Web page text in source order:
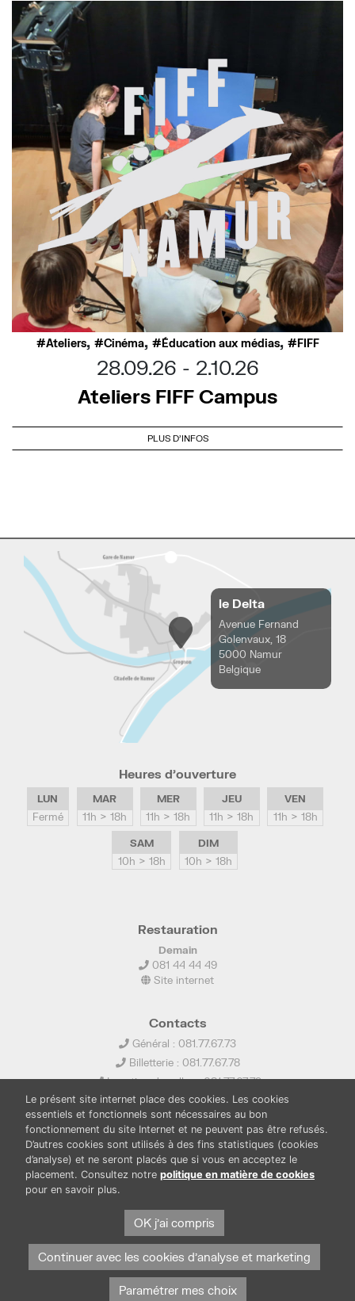
Ateliers, Cinéma, Éducation aux médias, FIFF
28.09.26
2.10.26
Ateliers FIFF Campus
PLUS D'INFOS
le Delta
Avenue Fernand
Golenvaux, 18
5000 Namur
Belgique
Heures d’ouverture
LUN
Fermé
MAR
11h > 18h
MER
11h > 18h
JEU
11h > 18h
VEN
11h > 18h
SAM
10h > 18h
DIM
10h > 18h
Restauration
Demain
081 44 44 49
Site internet
Contacts
Général : 081.77.67.73
Billetterie : 081.77.67.78
Location de salles : 081.77.67.79
info@ledelta.be
BOUTIQUE
Le présent site internet place des cookies. Les cookies
essentiels et fonctionnels sont nécessaires au bon
fonctionnement du site Internet et ne peuvent pas être refusés.
D’autres cookies sont utilisés à des fins statistiques (cookies
d’analyse) et ne seront placés que si vous en acceptez le
placement. Consultez notre politique en matière de cookies
pour en savoir plus.
OK j'ai compris
Continuer avec les cookies d'analyse et marketing
Paramétrer mes choix